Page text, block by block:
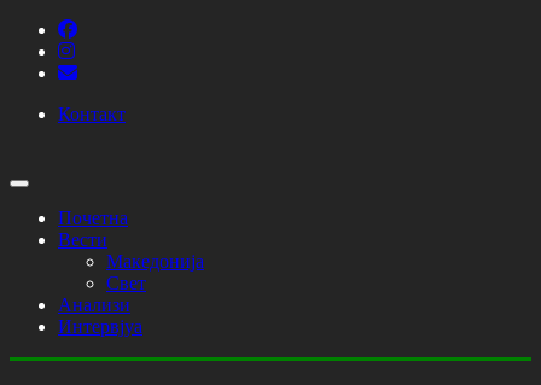
Контакт
Почетна
Вести
Македонија
Свет
Анализи
Интервјуа